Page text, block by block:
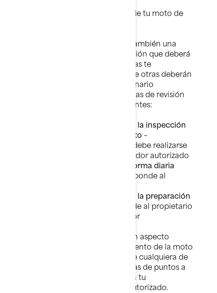
Programa de mantenimiento de tu moto de
El manual del usuario incluye también una
serie listas de puntos para revisión que deberá
efectuar. Algunas de estas tareas te
corresponden a ti, mientras que otras deberán
llevarse a cabo en un concesionario
autorizado de Sea-Doo. Las listas de revisión
más importantes son las siguientes:
Lista de puntos a revisar para la inspección
tras 10 horas de funcionamiento –
expresamente recomendada; debe realizarse
en un concesionario o distribuidor autorizado
Lista de puntos a revisar de forma diaria
– corresponde al
Lista de puntos a revisar para la preparación
– corresponde al propietario
y al concesionario o distribuidor
Si tienes dudas acerca de algún aspecto
relacionado con el funcionamiento de la moto
acuática Sea-Doo, o bien sobre cualquiera de
los puntos indicados en las listas de puntos a
revisar relacionadas, consulta a tu
concesionario o distribuidor autorizado.